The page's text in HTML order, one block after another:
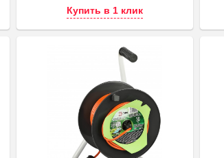
Купить в 1 клик